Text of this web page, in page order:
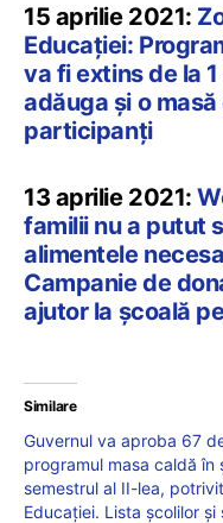
15 aprilie 2021:
Educației:
va fi extins de la
adăuga și o
participanți
13 aprilie 2021:
familii nu a putut
alimentele
Campanie de
ajutor la școală
Similare
Guvernul va aproba 67
programul masa caldă în
semestrul al II-lea,
Educației. Lista școlilor